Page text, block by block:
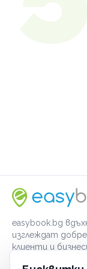
easybook.bg
изглеждат
клиенти и